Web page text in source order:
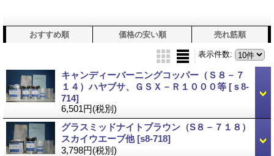
おすすめ順 価格の安い順 売れ筋順
表示件数:
キャンディーバーニングコッパー（Ｓ８－７
１４）ハヤブサ、ＧＳＸ－Ｒ１０００等 [ｓ8-
714]
6,501円(税別)
グラスミッドナイトブラウン（S８－７１８）
スカイウエーブ他[s8-718]
3,798円(税別)